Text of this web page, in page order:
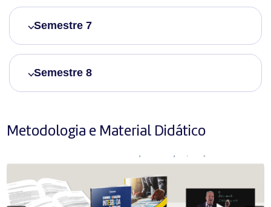
Semestre 7
Semestre 8
Metodologia e Material Didático